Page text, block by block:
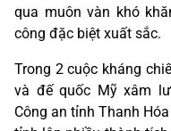
qua muôn vàn khó
công đặc biệt xuất sắc.
Trong 2 cuộc kháng
và đế quốc Mỹ xâm
Công an tỉnh Thanh